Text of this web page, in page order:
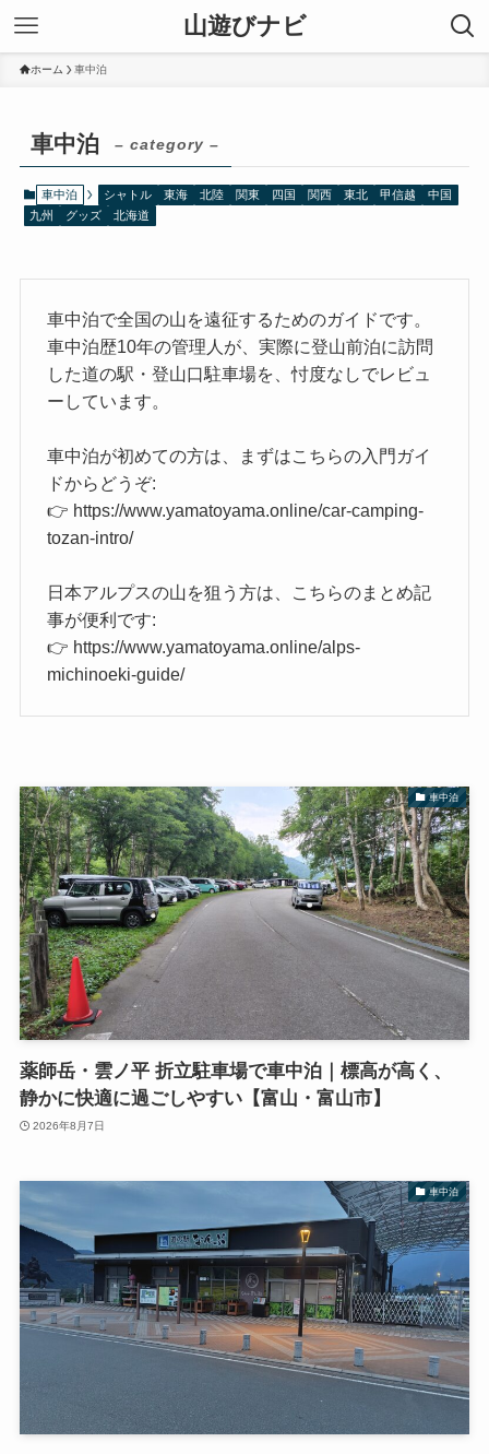
山遊びナビ
ホーム 車中泊
車中泊 – category –
車中泊 シャトル 東海 北陸 関東 四国 関西 東北 甲信越
中国
九州
グッズ 北海道
車中泊で全国の山を遠征するためのガイドです。
車中泊歴10年の管理人が、実際に登山前泊に訪問
した道の駅・登山口駐車場を、忖度なしでレビュ
ーしています。
車中泊が初めての方は、まずはこちらの入門ガイ
ドからどうぞ:
👉 https://www.yamatoyama.online/car-camping-
tozan-intro/
日本アルプスの山を狙う方は、こちらのまとめ記
事が便利です:
👉 https://www.yamatoyama.online/alps-
michinoeki-guide/
車中泊
薬師岳・雲ノ平 折立駐車場で車中泊｜標高が高く、
静かに快適に過ごしやすい【富山・富山市】
2026年8月7日
車中泊